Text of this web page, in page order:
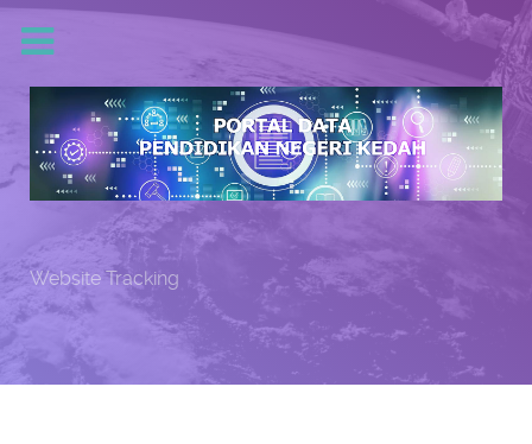
Website Tracking